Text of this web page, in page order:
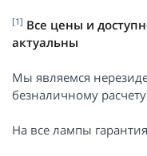
[1] Все цены и
актуальны
Мы являемся
безналичному
На все лампы